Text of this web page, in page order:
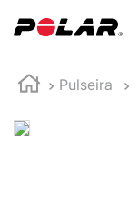
Pulseira